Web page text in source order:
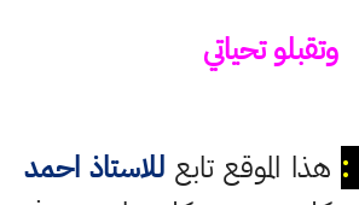
وتقبلو تحياتي
: هذا الموقع تابع للاستاذ احمد